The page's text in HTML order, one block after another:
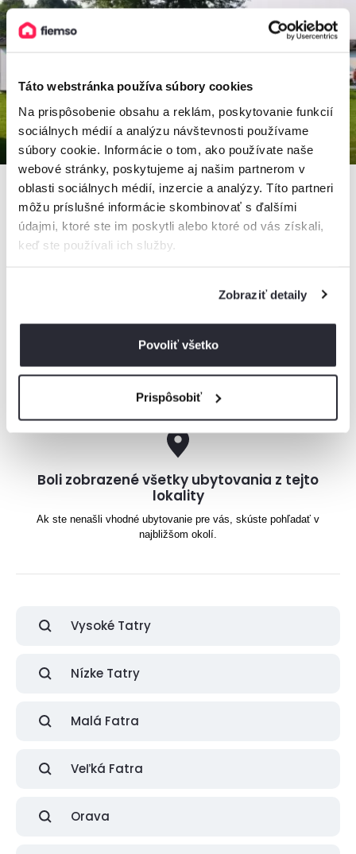
Táto webstránka používa súbory cookies
Na prispôsobenie obsahu a reklám, poskytovanie funkcií
sociálnych médií a analýzu návštevnosti používame
súbory cookie. Informácie o tom, ako používate naše
webové stránky, poskytujeme aj našim partnerom v
oblasti sociálnych médií, inzercie a analýzy. Títo partneri
môžu príslušné informácie skombinovať s ďalšími
údajmi, ktoré ste im poskytli alebo ktoré od vás získali,
keď ste používali ich služby.
Zobraziť detaily
Povoliť všetko
Prispôsobiť
Chatová osada Vincov les Sládkovičovo
Chata, Sládkovičovo, Slovensko
Boli zobrazené všetky ubytovania z tejto
lokality
Ak ste nenašli vhodné ubytovanie pre vás, skúste pohľadať v
najbližšom okolí.
Vysoké Tatry
Nízke Tatry
Malá Fatra
Veľká Fatra
Orava